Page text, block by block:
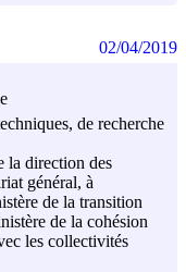
de recherche
la direction des
général, à
de la transition
de la cohésion
les collectivités
02/04/2019